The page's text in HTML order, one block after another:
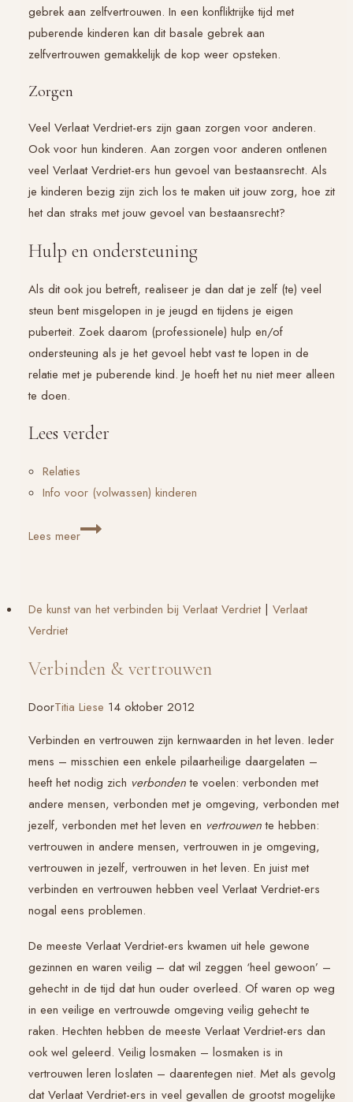
gebrek aan zelfvertrouwen. In een konfliktrijke tijd met
puberende kinderen kan dit basale gebrek aan
zelfvertrouwen gemakkelijk de kop weer opsteken.
Zorgen
Veel Verlaat Verdriet-ers zijn gaan zorgen voor anderen.
Ook voor hun kinderen. Aan zorgen voor anderen ontlenen
veel Verlaat Verdriet-ers hun gevoel van bestaansrecht. Als
je kinderen bezig zijn zich los te maken uit jouw zorg, hoe zit
het dan straks met jouw gevoel van bestaansrecht?
Hulp en ondersteuning
Als dit ook jou betreft, realiseer je dan dat je zelf (te) veel
steun bent misgelopen in je jeugd en tijdens je eigen
puberteit. Zoek daarom (professionele) hulp en/of
ondersteuning als je het gevoel hebt vast te lopen in de
relatie met je puberende kind. Je hoeft het nu niet meer alleen
te doen.
Lees verder
Relaties
Info voor (volwassen) kinderen
Lees meerPuberteit-
De kunst van het verbinden bij Verlaat Verdriet | Verlaat
Verdriet
Verbinden & vertrouwen
DoorTitia Liese 14 oktober 2012
Verbinden en vertrouwen zijn kernwaarden in het leven. Ieder
mens – misschien een enkele pilaarheilige daargelaten –
heeft het nodig zich verbondente voelen: verbonden met
andere mensen, verbonden met je omgeving, verbonden met
jezelf, verbonden met het leven en vertrouwente hebben:
vertrouwen in andere mensen, vertrouwen in je omgeving,
vertrouwen in jezelf, vertrouwen in het leven. En juist met
verbinden en vertrouwen hebben veel Verlaat Verdriet-ers
nogal eens problemen.
De meeste Verlaat Verdriet-ers kwamen uit hele gewone
gezinnen en waren veilig – dat wil zeggen ‘heel gewoon’ –
gehecht in de tijd dat hun ouder overleed. Of waren op weg
in een veilige en vertrouwde omgeving veilig gehecht te
raken. Hechten hebben de meeste Verlaat Verdriet-ers dan
ook wel geleerd. Veilig losmaken – losmaken is in
vertrouwen leren loslaten – daarentegen niet. Met als gevolg
datVerlaat Verdriet-ers in veel gevallen de grootst mogelijke